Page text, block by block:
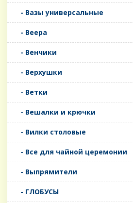
- Вазы универсальные
- Веера
- Венчики
- Верхушки
- Ветки
- Вешалки и крючки
- Вилки столовые
- Все для чайной церемонии
- Выпрямители
- ГЛОБУСЫ